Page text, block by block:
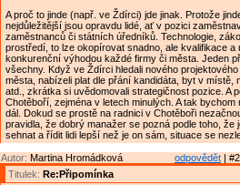
A proč to jinde (např. ve Ždírci) jde jinak. Protože
nejdůležitější jsou opravdu lidé, ať v pozici
zaměstnanců či státních úředníků. Technologie,
prostředí, to lze okopírovat snadno, ale kvalifikace a
konkurenční výhodou každé firmy či města. Jeden
všechny. Když ve Ždírci hledali nového
města, nabízeli plat dle přání kandidáta, byt v místě,
atd., zkrátka si uvědomovali strategičnost pozice. A
Chotěboří, zejména v letech minulých. A tak bychom
dál. Dokud se prostě na radnici v Chotěboři
pravidla, že dobrý manažer se pozná podle toho, že
sehnat a řídit lidi lepší než je on sám, situace se
odpovědět |
Autor: Martina Hromádková
Titulek: Re:Připomínka